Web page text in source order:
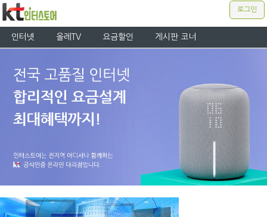
로그인
인터넷 올레TV 요금할인 게시판 코너